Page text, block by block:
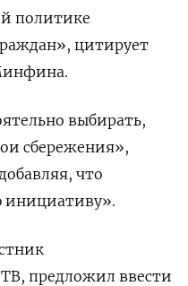
политике
цитирует
выбирать,
сбережения»,
что
инициативу».
предложил ввести